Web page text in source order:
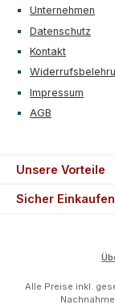
Unternehmen
Datenschutz
Kontakt
Impressum
AGB
Unsere Vorteile
Sicher Einkaufen
Alle Preise inkl.